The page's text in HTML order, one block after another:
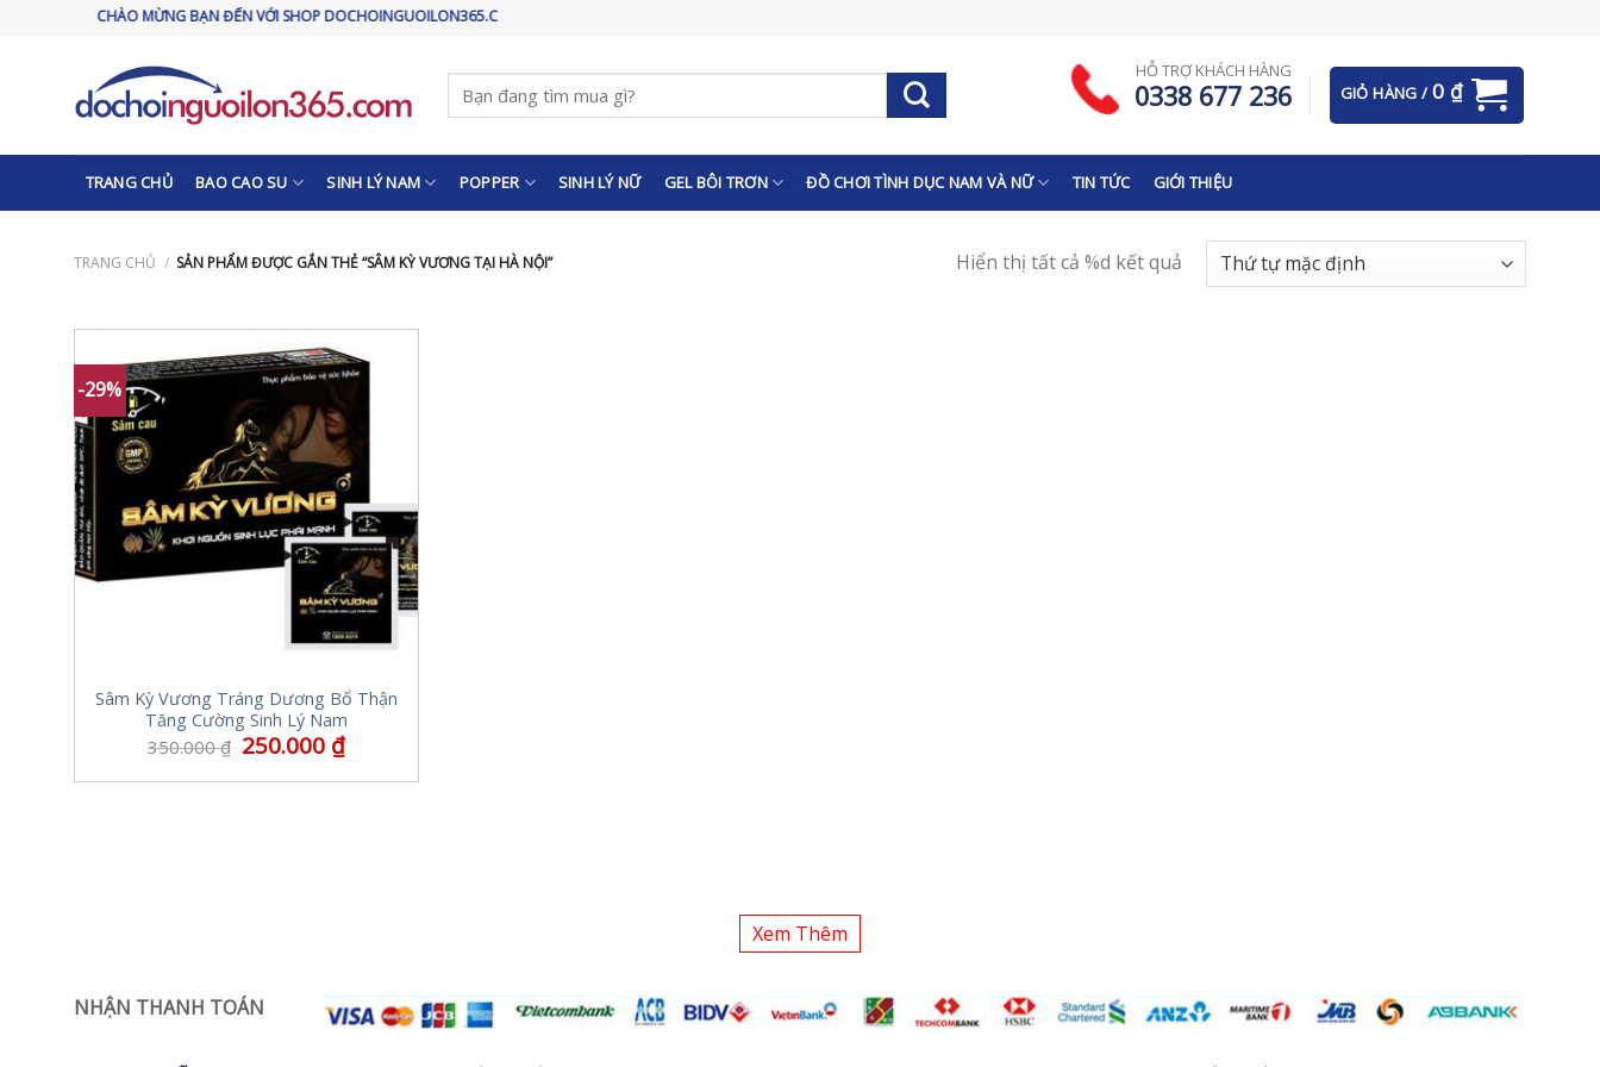
CHÀO MỪNG BẠN ĐẾN VỚI SHOP DOCHOINGUOILON365.COM
Tìm
kiếm:
HỖ TRỢ KHÁCH HÀNG
0338 677 236 GIỎ HÀNG / 0 ₫
TRANG CHỦ BAO CAO SU SINH LÝ NAM POPPER SINH LÝ NỮ GEL BÔI TRƠN ĐỒ CHƠI TÌNH DỤC NAM VÀ NỮ TIN TỨC GIỚI THIỆU
TRANG CHỦ / SẢN PHẨM ĐƯỢC GẮN THẺ “SÂM KỲ VƯƠNG TẠI HÀ NỘI” Hiển thị tất cả %d kết quả
-29%
Sâm Kỳ Vương Tráng Dương Bổ Thận
Tăng Cường Sinh Lý Nam
350.000₫ 250.000 ₫
Xem Thêm
NHẬN THANH TOÁN